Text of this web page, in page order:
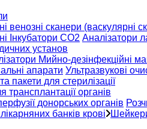
венозні сканери (васкулярні
Інкубатори СО2 Аналізатори
установ
Мийно-дезінфекційні
апарати Ультразвукові
пакети для стерилізації
органів
донорських органів
банків крові